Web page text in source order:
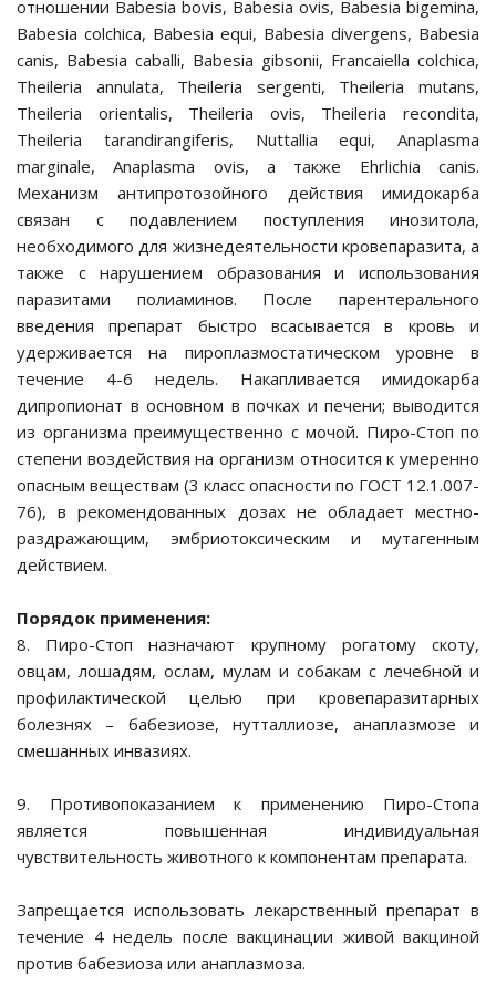
проблемы
них
наполнители
отношении Babesia bovis, Babesia ovis, Babesia bigemina,
Babesia colchica, Babesia equi, Babesia divergens, Babesia
canis, Babesia caballi, Babesia gibsonii, Francaiella colchica,
Theileria annulata, Theileria sergenti, Theileria mutans,
Theileria orientalis, Theileria ovis, Theileria recondita,
Theileria tarandirangiferis, Nuttallia equi, Anaplasma
marginale, Anaplasma ovis, а также Ehrlichia canis.
Механизм антипротозойного действия имидокарба
связан с подавлением поступления инозитола,
необходимого для жизнедеятельности кровепаразита, а
также с нарушением образования и использования
паразитами полиаминов. После парентерального
введения препарат быстро всасывается в кровь и
удерживается на пироплазмостатическом уровне в
течение 4-6 недель. Накапливается имидокарба
дипропионат в основном в почках и печени; выводится
из организма преимущественно с мочой. Пиро-Стоп по
степени воздействия на организм относится к умеренно
опасным веществам (3 класс опасности по ГОСТ 12.1.007-
76), в рекомендованных дозах не обладает местно-
раздражающим, эмбриотоксическим и мутагенным
действием.
Порядок применения:
8. Пиро-Стоп назначают крупному рогатому скоту,
овцам, лошадям, ослам, мулам и собакам с лечебной и
профилактической целью при кровепаразитарных
болезнях – бабезиозе, нутталлиозе, анаплазмозе и
смешанных инвазиях.
9. Противопоказанием к применению Пиро-Стопа
является повышенная индивидуальная
чувствительность животного к компонентам препарата.
Запрещается использовать лекарственный препарат в
течение 4 недель после вакцинации живой вакциной
против бабезиоза или анаплазмоза.